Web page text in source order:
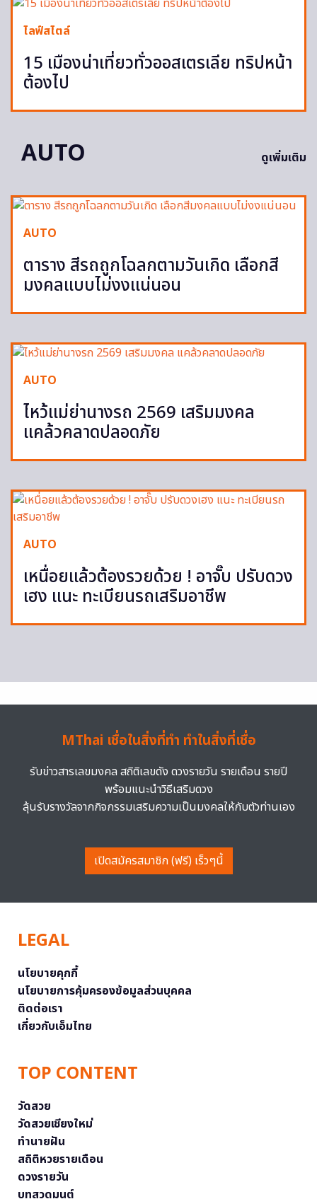
ไลฟ์สไตล์
15 เมืองน่าเที่ยวทั่วออสเตรเลีย ทริปหน้า
ต้องไป
AUTO ดูเพิ่มเติม
AUTO
ตาราง สีรถถูกโฉลกตามวันเกิด เลือกสี
มงคลแบบไม่งงแน่นอน
AUTO
ไหว้แม่ย่านางรถ 2569 เสริมมงคล
แคล้วคลาดปลอดภัย
AUTO
เหนื่อยแล้วต้องรวยด้วย ! อาจั๊บ ปรับดวง
เฮง แนะ ทะเบียนรถเสริมอาชีพ
MThai เชื่อในสิ่งที่ทำ ทำในสิ่งที่เชื่อ
รับข่าวสารเลขมงคล สถิติเลขดัง ดวงรายวัน รายเดือน รายปี
พร้อมแนะนำวิธีเสริมดวง
ลุ้นรับรางวัลจากกิจกรรมเสริมความเป็นมงคลให้กับตัวท่านเอง
เปิดสมัครสมาชิก (ฟรี) เร็วๆนี้
LEGAL
นโยบายคุกกี้
นโยบายการคุ้มครองข้อมูลส่วนบุคคล
ติดต่อเรา
เกี่ยวกับเอ็มไทย
TOP CONTENT
วัดสวย
วัดสวยเชียงใหม่
ทำนายฝัน
สถิติหวยรายเดือน
ดวงรายวัน
บทสวดมนต์